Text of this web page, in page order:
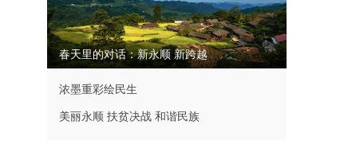
春天里的对话：新永顺 新跨越
浓墨重彩绘民生
美丽永顺 扶贫决战 和谐民族